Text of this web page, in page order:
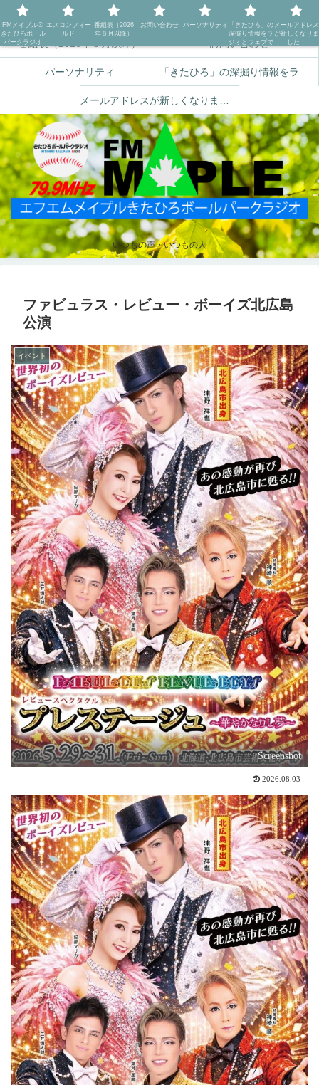
いつもの声・いつもの人
エスコンフィールド
番組表（2026年８月以降） お問い合わせ
パーソナリティ
ファビュラス・レビュー・ボーイズ北広島
公演
イベント
Screenshot
2026.08.03
FMメイプル⚾️
きたひろボール
パークラジオ
エスコンフィー
ルド
番組表（2026
年８月以降）
お問い合わせ パーソナリティ
「きたひろ」の
深掘り情報をラ
ジオとウェブで
メールアドレス
が新しくなりま
した！